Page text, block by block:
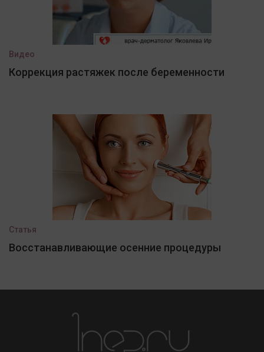
Видео
Коррекция растяжек после беременности
Статья
Восстанавливающие осенние процедуры